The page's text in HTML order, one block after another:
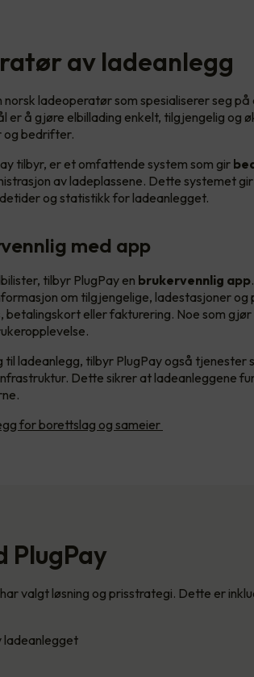
av ladeanlegg
norsk ladeoperatør som spesialiserer seg
er å gjøre elbillading enkelt, tilgjengelig og
og bedrifter.
tilbyr, er et omfattende system som gir
av ladeplassene. Dette systemet
og statistikk for ladeanlegget.
med app
tilbyr PlugPay en brukervennlig app
om tilgjengelige, ladestasjoner og
betalingskort eller fakturering. Noe som gjør
til ladeanlegg, tilbyr PlugPay også tjenester
Dette sikrer at ladeanleggene
for borettslag og sameier
PlugPay
valgt løsning og prisstrategi. Dette er
ladeanlegget